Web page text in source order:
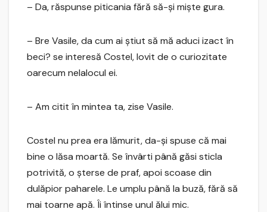
– Da, răspunse piticania fără să-şi mişte gura.
– Bre Vasile, da cum ai ştiut să mă aduci izact în
beci? se interesă Costel, lovit de o curiozitate
oarecum nelalocul ei.
– Am citit în mintea ta, zise Vasile.
Costel nu prea era lămurit, da-şi spuse că mai
bine o lăsa moartă. Se învârti până găsi sticla
potrivită, o şterse de praf, apoi scoase din
dulăpior paharele. Le umplu până la buză, fără să
mai toarne apă. Îi întinse unul ălui mic.